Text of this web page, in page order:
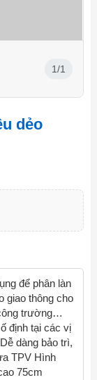
1/1
dẻo
để phân làn
giao thông cho
trường…
định tại các vị
dàng bảo trì,
TPV Hình
75cm